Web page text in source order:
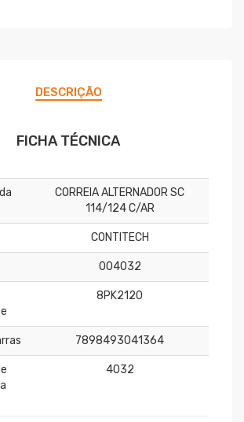
DESCRIÇÃO
FICHA TÉCNICA
CORREIA ALTERNADOR SC
114/124 C/AR
CONTITECH
004032
8PK2120
7898493041364
4032